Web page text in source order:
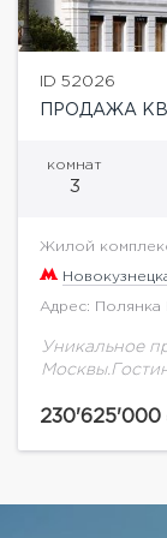
ID 52026
ПРОДАЖА
комнат
3
Жилой
Адрес:
Уникальное
своим
230'625'000